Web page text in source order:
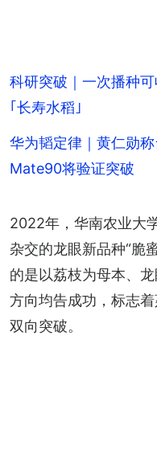
科研突破｜一次播种
｢长寿水稻｣
华为韬定律｜黄仁勋
Mate90将验证突破
2022年，华南农业大
杂交的龙眼新品种“脆
的是以荔枝为母本、
方向均告成功，标志
双向突破。